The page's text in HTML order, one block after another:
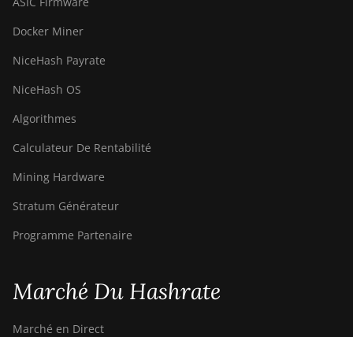
Docker Miner
NiceHash Payrate
NiceHash OS
Algorithmes
Calculateur De Rentabilité
Mining Hardware
Stratum Générateur
Programme Partenaire
Marché Du Hashrate
Marché en Direct